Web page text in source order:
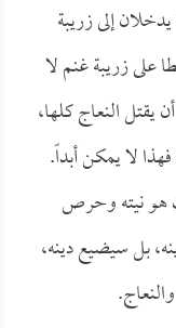
إلى زريبة
على زريبة غنم لا
يقتل النعاج كلها،
لا يمكن أبداً.
هو نيته وحرص
بل سيضيع دينه،